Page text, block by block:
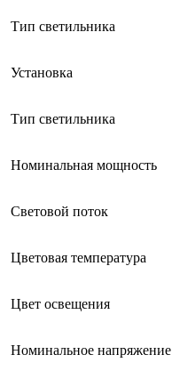
Тип светильника
Установка
Тип светильника
Номинальная мощность
Световой поток
Цветовая температура
Цвет освещения
Номинальное напряжение